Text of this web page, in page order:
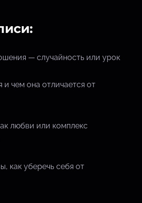
— случайность или урок
и чем она отличается от
любви или комплекс
как уберечь себя от